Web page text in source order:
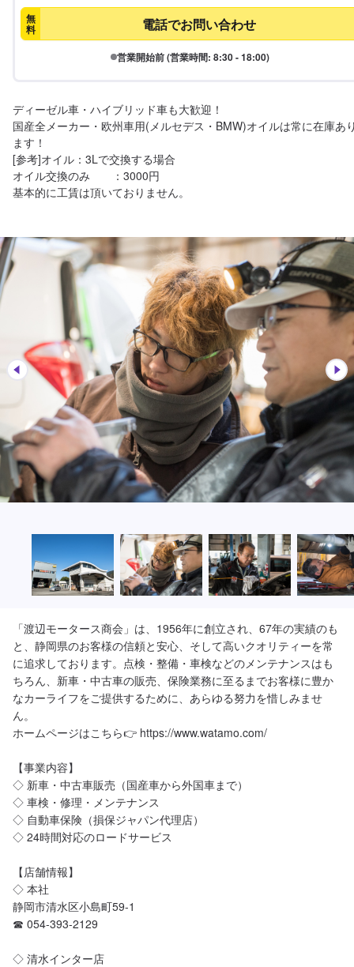
無
料 電話でお問い合わせ
営業開始前 (営業時間: 8:30 - 18:00)
ディーゼル車・ハイブリッド車も大歓迎！
国産全メーカー・欧州車用(メルセデス・BMW)オイルは常に在庫あ
ます！
[参考]オイル：3Lで交換する場合
オイル交換のみ　　：3000円
基本的に工賃は頂いておりません。
「渡辺モータース商会」は、1956年に創立され、67年の実績のも
と、静岡県のお客様の信頼と安心、そして高いクオリティーを常
に追求しております。点検・整備・車検などのメンテナンスはも
ちろん、新車・中古車の販売、保険業務に至るまでお客様に豊か
なカーライフをご提供するために、あらゆる努力を惜しみませ
ん。
ホームページはこちら👉 https://www.watamo.com/
【事業内容】
◇ 新車・中古車販売（国産車から外国車まで）
◇ 車検・修理・メンテナンス
◇ 自動車保険（損保ジャパン代理店）
◇ 24時間対応のロードサービス
【店舗情報】
◇ 本社
静岡市清水区小島町59-1
☎︎ 054-393-2129
◇ 清水インター店